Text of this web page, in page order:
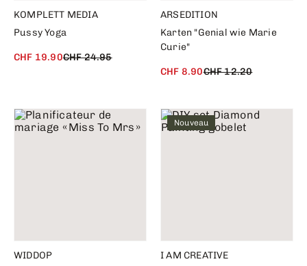
KOMPLETT MEDIA
Pussy Yoga
CHF 19.90CHF 24.95
ARSEDITION
Karten "Genial wie Marie
Curie"
CHF 8.90CHF 12.20
WIDDOP
Nouveau
I AM CREATIVE